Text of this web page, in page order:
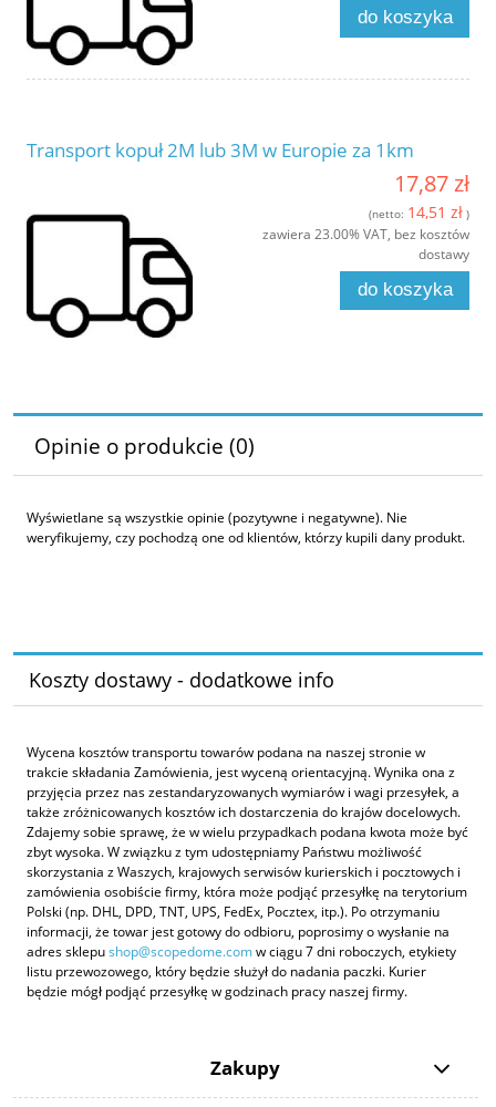
do koszyka
Transport kopuł 2M lub 3M w Europie za 1km
17,87 zł
(netto: 14,51 zł )
zawiera 23.00% VAT, bez kosztów
dostawy
do koszyka
Opinie o produkcie (0)
Wyświetlane są wszystkie opinie (pozytywne i negatywne). Nie
weryfikujemy, czy pochodzą one od klientów, którzy kupili dany produkt.
Koszty dostawy - dodatkowe info
Wycena kosztów transportu towarów podana na naszej stronie w
trakcie składania Zamówienia, jest wyceną orientacyjną. Wynika ona z
przyjęcia przez nas zestandaryzowanych wymiarów i wagi przesyłek, a
także zróżnicowanych kosztów ich dostarczenia do krajów docelowych.
Zdajemy sobie sprawę, że w wielu przypadkach podana kwota może być
zbyt wysoka. W związku z tym udostępniamy Państwu możliwość
skorzystania z Waszych, krajowych serwisów kurierskich i pocztowych i
zamówienia osobiście firmy, która może podjąć przesyłkę na terytorium
Polski (np. DHL, DPD, TNT, UPS, FedEx, Pocztex, itp.). Po otrzymaniu
informacji, że towar jest gotowy do odbioru, poprosimy o wysłanie na
adres sklepushop@scopedome.comw ciągu 7 dni roboczych, etykiety
listu przewozowego, który będzie służył do nadania paczki. Kurier
będzie mógł podjąć przesyłkę w godzinach pracy naszej firmy.
Zakupy